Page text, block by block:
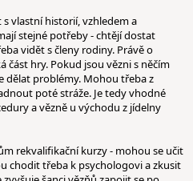
vlastní historií, vzhledem a
stejné potřeby - chtějí dostat
vidět s členy rodiny. Právě o
část hry. Pokud jsou vězni s něčím
dělat problémy. Mohou třeba z
poté stráže. Je tedy vhodné
a vězně u východu z jídelny
rekvalifikační kurzy - mohou se učit
chodit třeba k psychologovi a zkusit